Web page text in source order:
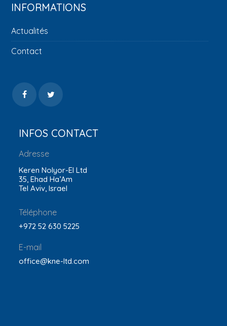
INFORMATIONS
Actualités
Contact
INFOS CONTACT
Adresse
Keren Nolyor-El Ltd
35, Ehad Ha’Am
Tel Aviv, Israel
Téléphone
+972 52 630 5225
E-mail
office@kne-ltd.com